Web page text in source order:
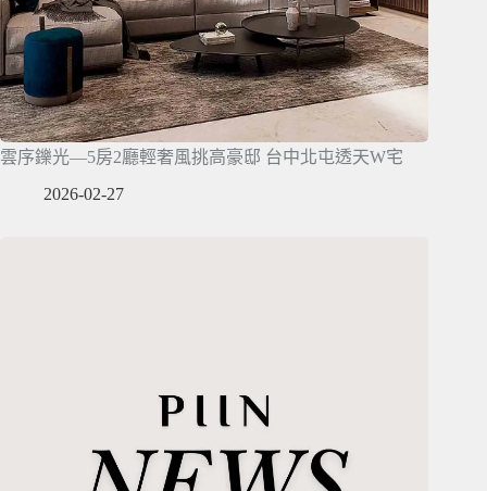
雲序鑠光—5房2廳輕奢風挑高豪邸 台中北屯透天W宅
2026-02-27